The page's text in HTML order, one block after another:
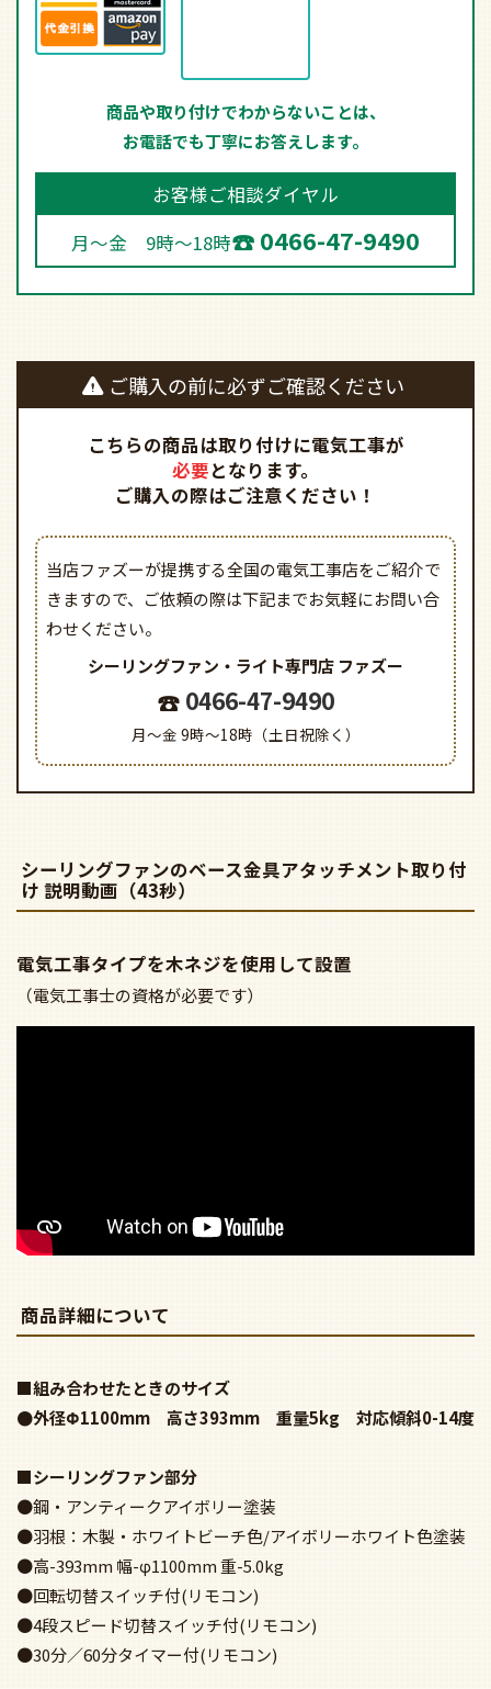
商品や取り付けでわからないことは、
お電話でも丁寧にお答えします。
お客様ご相談ダイヤル
月～金 9時～18時
0466-47-9490
ご購入の前に必ずご確認ください
必要となります。
ご購入の際はご注意ください！
当店ファズーが提携する全国の電気工事店をご紹介で
きますので、ご依頼の際は下記までお気軽にお問い合
わせください。
シーリングファン・ライト専門店
0466-47-9490
月～金 9時～18時（土日祝除く）
け 説明動画（43秒）
（電気工事士の資格が必要です）
●外径Φ1100mm 高さ393mm 重量5kg 対応傾斜0-14度
●鋼・アンティークアイボリー塗装
●羽根：木製・ホワイトビーチ色/アイボリーホワイト色塗装
●高-393mm 幅-φ1100mm 重-5.0kg
●回転切替スイッチ付(リモコン)
●4段スピード切替スイッチ付(リモコン)
●30分／60分タイマー付(リモコン)